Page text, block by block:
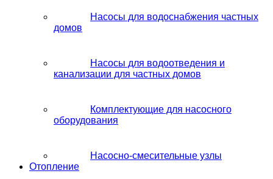
Насосы для водоснабжения частных
домов
Насосы для водоотведения и
канализации для частных домов
Комплектующие для насосного
оборудования
Насосно-смесительные узлы
Отопление